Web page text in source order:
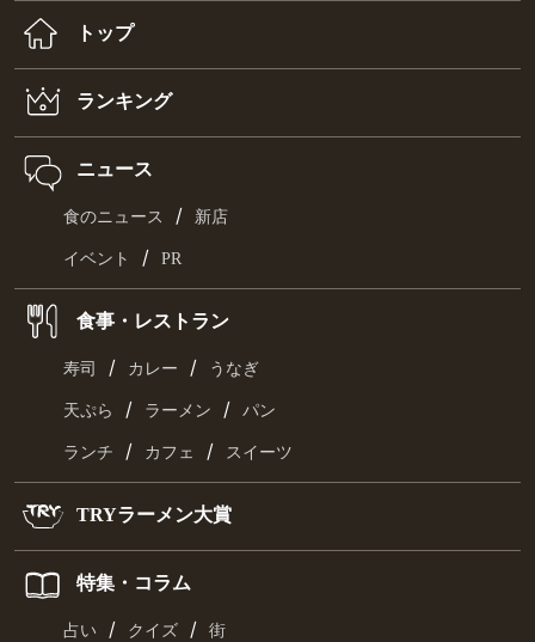
トップ
ランキング
ニュース
食のニュース / 新店
イベント / PR
食事・レストラン
寿司 / カレー / うなぎ
天ぷら / ラーメン / パン
ランチ / カフェ / スイーツ
TRYラーメン大賞
特集・コラム
占い / クイズ / 街